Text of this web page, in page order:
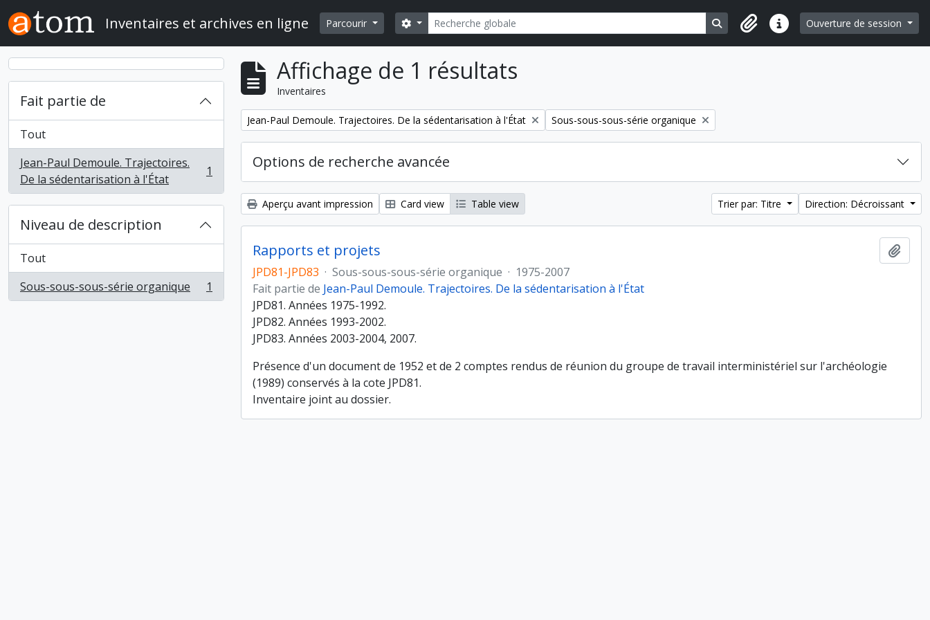
Skip to main content
Inventaires et archives en ligne Parcourir Rechercher
Search options Search in browse page
Liens rapidesOuverture de session
Fait partie de
Tout
Jean-Paul Demoule. Trajectoires.
De la sédentarisation à l'État
, 1 résultats 1
Niveau de description
Tout
Sous-sous-sous-série organique
, 1 résultats 1
Affichage de 1 résultats
Inventaires
Remove filter:
Jean-Paul Demoule. Trajectoires. De la sédentarisation à l'État Remove filter:
Sous-sous-sous-série organique
Options de recherche avancée
Aperçu avant impression Card view Table view Trier par: Titre Direction: Décroissant
Rapports et projets
JPD81-JPD83 · Sous-sous-sous-série organique · 1975-2007
Fait partie de Jean-Paul Demoule. Trajectoires. De la sédentarisation à l'État
JPD81. Années 1975-1992.
JPD82. Années 1993-2002.
JPD83. Années 2003-2004, 2007.
Présence d'un document de 1952 et de 2 comptes rendus de réunion du groupe de travail interministériel sur l'archéologie
(1989) conservés à la cote JPD81.
Inventaire joint au dossier.